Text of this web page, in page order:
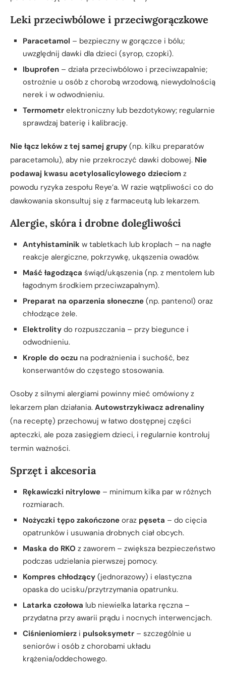
Leki przeciwbólowe i przeciwgorączkowe
Paracetamol – bezpieczny w gorączce i bólu;
uwzględnij dawki dla dzieci (syrop, czopki).
Ibuprofen – działa przeciwbólowo i przeciwzapalnie;
ostrożnie u osób z chorobą wrzodową, niewydolnością
nerek i w odwodnieniu.
Termometr elektroniczny lub bezdotykowy; regularnie
sprawdzaj baterię i kalibrację.
Nie łącz leków z tej samej grupy (np. kilku preparatów
paracetamolu), aby nie przekroczyć dawki dobowej. Nie
podawaj kwasu acetylosalicylowego dzieciom z
powodu ryzyka zespołu Reye’a. W razie wątpliwości co do
dawkowania skonsultuj się z farmaceutą lub lekarzem.
Alergie, skóra i drobne dolegliwości
Antyhistaminik w tabletkach lub kroplach – na nagłe
reakcje alergiczne, pokrzywkę, ukąszenia owadów.
Maść łagodząca świąd/ukąszenia (np. z mentolem lub
łagodnym środkiem przeciwzapalnym).
Preparat na oparzenia słoneczne (np. pantenol) oraz
chłodzące żele.
Elektrolity do rozpuszczania – przy biegunce i
odwodnieniu.
Krople do oczu na podrażnienia i suchość, bez
konserwantów do częstego stosowania.
Osoby z silnymi alergiami powinny mieć omówiony z
lekarzem plan działania. Autowstrzykiwacz adrenaliny
(na receptę) przechowuj w łatwo dostępnej części
apteczki, ale poza zasięgiem dzieci, i regularnie kontroluj
termin ważności.
Sprzęt i akcesoria
Rękawiczki nitrylowe – minimum kilka par w różnych
rozmiarach.
Nożyczki tępo zakończone oraz pęseta – do cięcia
opatrunków i usuwania drobnych ciał obcych.
Maska do RKO z zaworem – zwiększa bezpieczeństwo
podczas udzielania pierwszej pomocy.
Kompres chłodzący (jednorazowy) i elastyczna
opaska do ucisku/przytrzymania opatrunku.
Latarka czołowa lub niewielka latarka ręczna –
przydatna przy awarii prądu i nocnych interwencjach.
Ciśnieniomierz i pulsoksymetr – szczególnie u
seniorów i osób z chorobami układu
krążenia/oddechowego.